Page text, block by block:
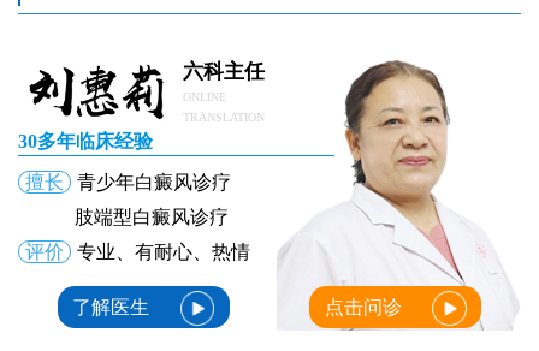
六科主任
ONLINE
TRANSLATION
30多年临床经验
擅长
青少年白癜风诊疗
肢端型白癜风诊疗
评价
专业、有耐心、热情
了解医生 点击问诊